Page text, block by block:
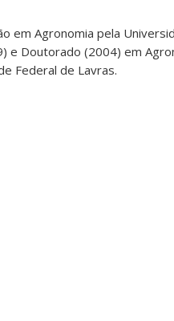
em Agronomia pela
e Doutorado (2004) em
Federal de Lavras.